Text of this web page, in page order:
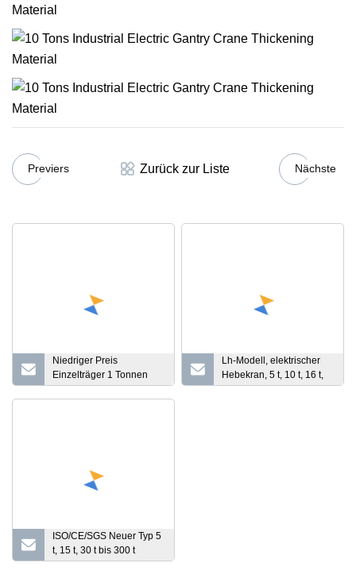
Previers Zurück zur Liste Nächste
Niedriger Preis
Einzelträger 1 Tonnen
Port Container Tragbare
Lh-Modell, elektrischer
Hebekran, 5 t, 10 t, 16 t,
20 t, 32 t
ISO/CE/SGS Neuer Typ 5
t, 15 t, 30 t bis 300 t
Baumaschinen,